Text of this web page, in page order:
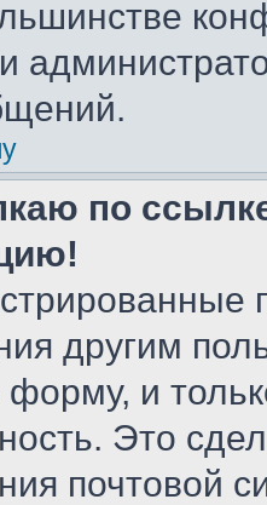
по
другим
и
Это
почтовой